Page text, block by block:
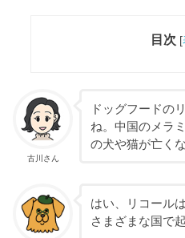
目次 [
古川さん
ドッグフードの
ね。中国のメラ
の犬や猫が亡く
はい、リコール
さまざまな国で